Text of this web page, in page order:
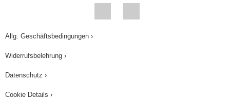
Allg. Geschäftsbedingungen ›
Widerrufsbelehrung ›
Datenschutz ›
Cookie Details ›